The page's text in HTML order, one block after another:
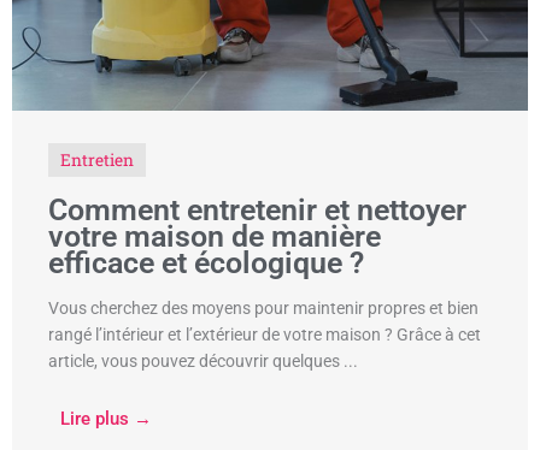
Entretien
Comment entretenir et nettoyer
votre maison de manière
efficace et écologique ?
Vous cherchez des moyens pour maintenir propres et bien
rangé l’intérieur et l’extérieur de votre maison ? Grâce à cet
article, vous pouvez découvrir quelques ...
Lire plus →